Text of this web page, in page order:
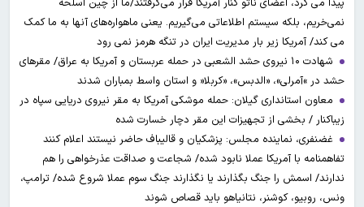
پیدا می کرد، اعضای ناتو کنار آمریکا قرار می‌گرفتند/ما از چین اسلحه
نمی‌خریم، بلکه سیستم اطلاعاتی می‌گیریم. یعنی ماهواره‌های آنها به ما کمک
می کند/ آمریکا زیر بار مدیریت ایران در تنگه هرمز نمی رود
شهادت ۱۰ نیروی حشد الشعبی در حمله عربستان و آمریکا به عراق/ مقرهای
حشد در »آمرلی»، «الدبس»، «کربلا« و استان واسط بمباران شدند
معاون استانداری گیلان: حمله موشکی آمریکا به مقر نیروی دریایی سپاه در
زیباکنار / بخشی از تجهیزات این مقر دچار خسارت شده
غضنفری، نماینده مجلس: پزشکیان و قالیباف حاضر نیستند اعلام کنند
تفاهمنامه با آمریکا عملا نابود شده/ شجاعت و صداقت عذرخواهی را هم
ندارند/ اسمش را جنگ بگذارند یا نگذارند جنگ سوم عملا شروع شده/ ترامپ،
ونس، روبیو، کوشنر، نتانیاهو باید قصاص شوند